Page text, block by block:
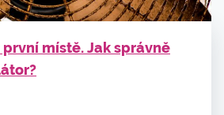
místě. Jak správně